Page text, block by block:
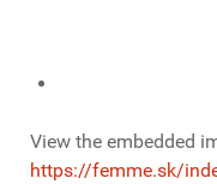
View the embedded
https://femme.sk/